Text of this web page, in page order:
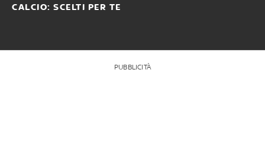
CALCIO: SCELTI PER TE
PUBBLICITÀ